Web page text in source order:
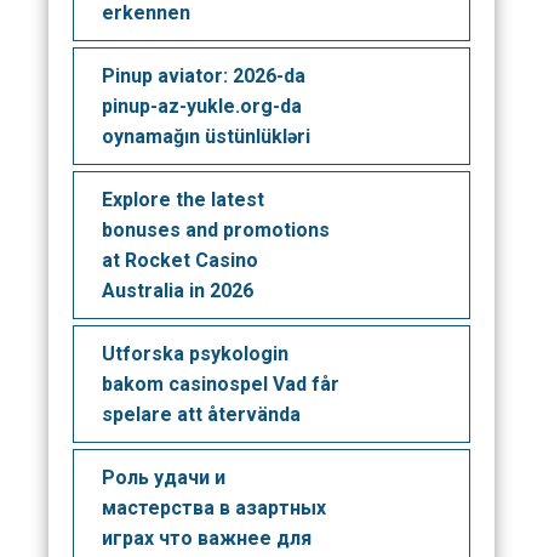
erkennen
Pinup aviator: 2026-da
pinup-az-yukle.org-da
oynamağın üstünlükləri
Explore the latest
bonuses and promotions
at Rocket Casino
Australia in 2026
Utforska psykologin
bakom casinospel Vad får
spelare att återvända
Роль удачи и
мастерства в азартных
играх что важнее для